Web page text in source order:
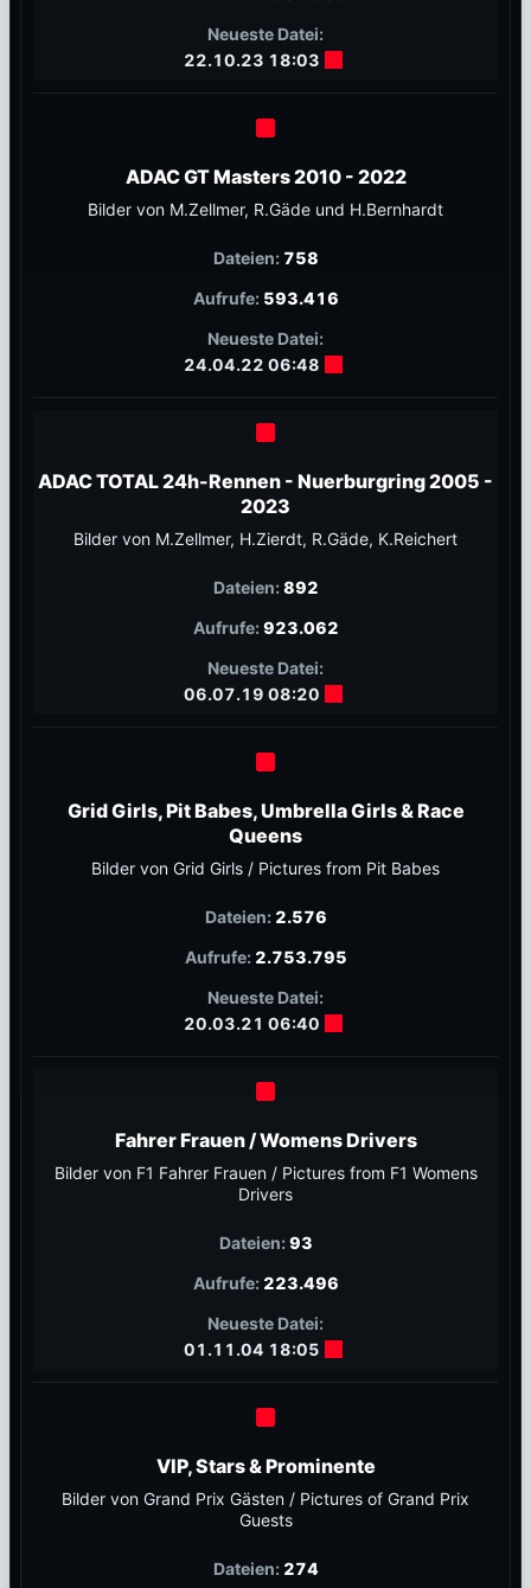
22.10.23 18:03
ADAC GT Masters 2010 - 2022
Bilder von M.Zellmer, R.Gäde und H.Bernhardt
758
593.416
24.04.22 06:48
ADAC TOTAL 24h-Rennen - Nuerburgring 2005 -
2023
Bilder von M.Zellmer, H.Zierdt, R.Gäde, K.Reichert
892
923.062
06.07.19 08:20
Grid Girls, Pit Babes, Umbrella Girls & Race
Queens
Bilder von Grid Girls / Pictures from Pit Babes
2.576
2.753.795
20.03.21 06:40
Fahrer Frauen / Womens Drivers
Bilder von F1 Fahrer Frauen / Pictures from F1 Womens
Drivers
93
223.496
01.11.04 18:05
VIP, Stars & Prominente
Bilder von Grand Prix Gästen / Pictures of Grand Prix
Guests
274